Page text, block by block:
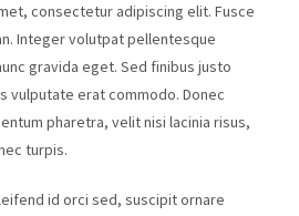
consectetur adipiscing elit. Fusce
Integer volutpat pellentesque
gravida eget. Sed finibus justo
vulputate erat commodo. Donec
pharetra, velit nisi lacinia risus,
turpis.
id orci sed, suscipit ornare